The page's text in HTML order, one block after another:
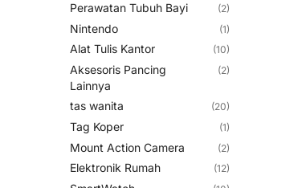
Perawatan Tubuh Bayi (2)
Nintendo (1)
Alat Tulis Kantor (10)
Aksesoris Pancing
Lainnya
(2)
tas wanita (20)
Tag Koper (1)
Mount Action Camera (2)
Elektronik Rumah (12)